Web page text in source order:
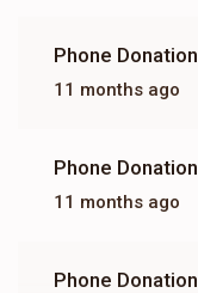
Phone Donation
11 months ago
Phone Donation
11 months ago
Phone Donation